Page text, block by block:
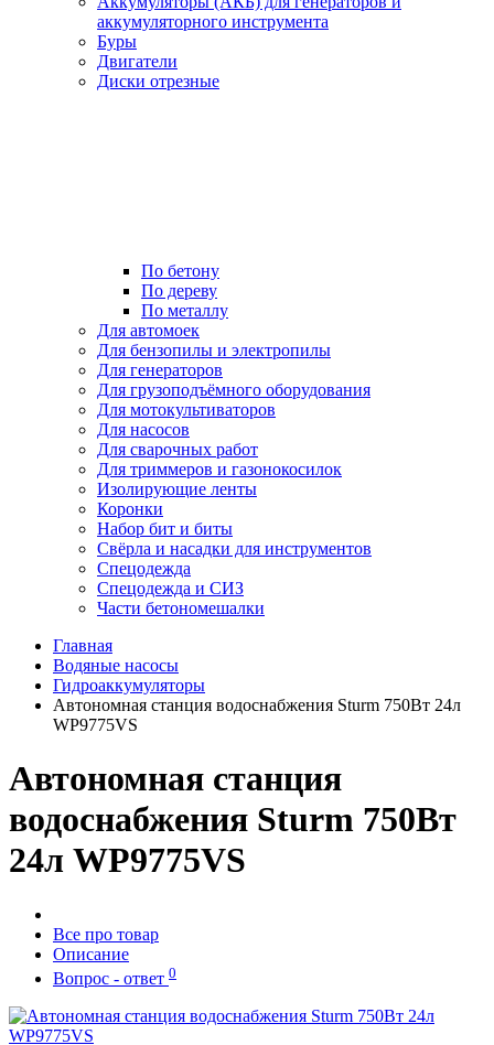
аккумуляторного инструмента
Буры
Двигатели
Диски отрезные
По бетону
По дереву
По металлу
Для автомоек
Для бензопилы и электропилы
Для генераторов
Для грузоподъёмного оборудования
Для мотокультиваторов
Для насосов
Для сварочных работ
Для триммеров и газонокосилок
Изолирующие ленты
Коронки
Набор бит и биты
Свёрла и насадки для инструментов
Спецодежда
Спецодежда и СИЗ
Части бетономешалки
Главная
Водяные насосы
Гидроаккумуляторы
Автономная станция водоснабжения Sturm 750Вт 24л
WP9775VS
Автономная станция
водоснабжения Sturm 750Вт
24л WP9775VS
Все про товар
Описание
Вопрос - ответ 0